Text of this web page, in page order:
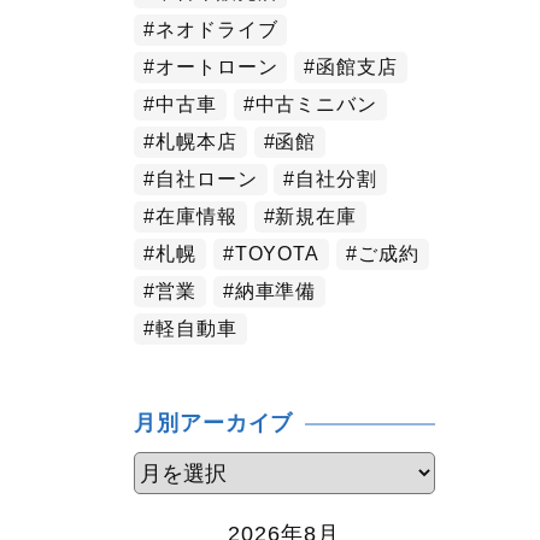
ネオドライブ
オートローン
函館支店
中古車
中古ミニバン
札幌本店
函館
自社ローン
自社分割
在庫情報
新規在庫
札幌
TOYOTA
ご成約
営業
納車準備
軽自動車
月別アーカイブ
2026年8月